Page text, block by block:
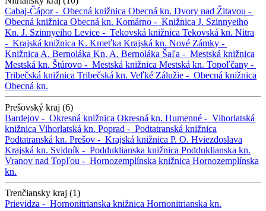
Cabaj-Čápor - Obecná knižnica Obecná kn. Dvory nad Žitavou -
Obecná knižnica Obecná kn. Komárno - Knižnica J. Szinnyeiho
Kn. J. Szinnyeiho Levice - Tekovská knižnica Tekovská kn. Nitra
- Krajská knižnica K. Kmeťka Krajská kn. Nové Zámky -
Knižnica A. Bernoláka Kn. A. Bernoláka Šaľa - Mestská knižnica
Mestská kn. Štúrovo - Mestská knižnica Mestská kn. Topoľčany -
Tribečská knižnica Tribečská kn. Veľké Zálužie - Obecná knižnica
Obecná kn.
Prešovský kraj (6)
Bardejov - Okresná knižnica Okresná kn. Humenné - Vihorlatská
knižnica Vihorlatská kn. Poprad - Podtatranská knižnica
Podtatranská kn. Prešov - Krajská knižnica P. O. Hviezdoslava
Krajská kn. Svidník - Podduklianska knižnica Podduklianska kn.
Vranov nad Topľou - Hornozemplínska knižnica Hornozemplínska
kn.
Trenčiansky kraj (1)
Prievidza - Hornonitrianska knižnica Hornonitrianska kn.